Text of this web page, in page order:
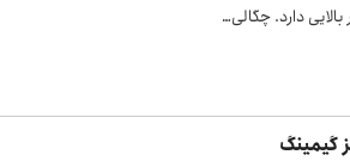
دارد. چگالی…
گیمینگ